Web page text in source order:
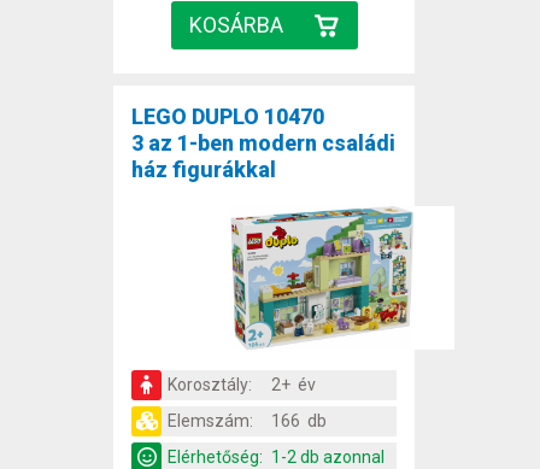
LEGO DUPLO 10470
3 az 1-ben modern családi
ház figurákkal
Korosztály:
2+ év
Elemszám:
166 db
Elérhetőség: 1-2 db azonnal